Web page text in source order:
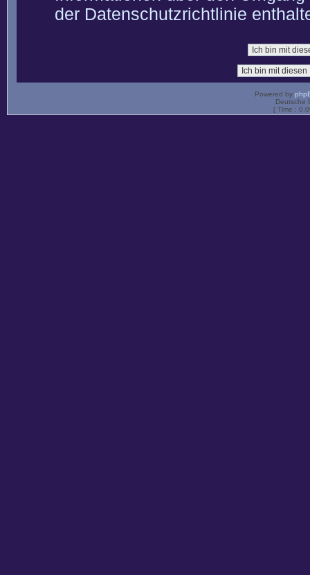
der Datenschutzrichtlinie
Powered by
Deutsche
[ Time :